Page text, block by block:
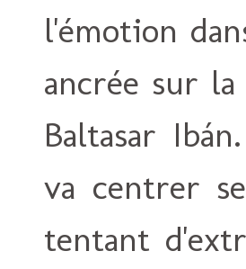
l'émotion
ancrée sur
Baltasar
va centrer
tentant